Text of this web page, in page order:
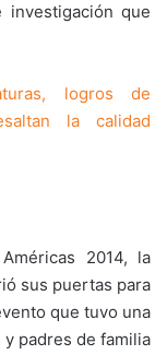
que
logros de
la calidad
2014, la
sus puertas para
que tuvo una
padres de familia